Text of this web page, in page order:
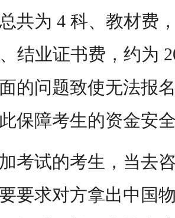
共为 4 科、教材费
结业证书费，约为
的问题致使无法报
保障考生的资金安
考试的考生，当去
要求对方拿出中国